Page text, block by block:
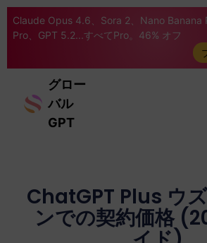
Claude Opus 4.6、Sora 2、Nano Banana
Pro、GPT 5.2...すべてPro。46% オフ
グロー
バル
GPT
ChatGPT Plus ウ
ンでの契約価格